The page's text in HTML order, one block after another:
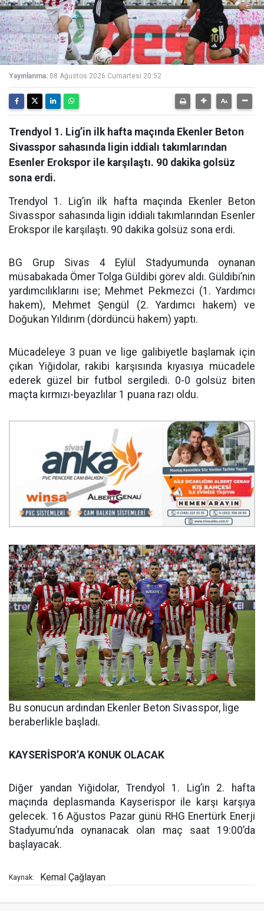
Yayınlanma: 08 Ağustos 2026 Cumartesi 20:52
Trendyol 1. Lig’in ilk hafta maçında Ekenler Beton
Sivasspor sahasında ligin iddialı takımlarından
Esenler Erokspor ile karşılaştı. 90 dakika golsüz
sona erdi.
Trendyol 1. Lig’in ilk hafta maçında Ekenler Beton
Sivasspor sahasında ligin iddialı takımlarından Esenler
Erokspor ile karşılaştı. 90 dakika golsüz sona erdi.
BG Grup Sivas 4 Eylül Stadyumunda oynanan
müsabakada Ömer Tolga Güldibi görev aldı. Güldibi’nin
yardımcılıklarını ise; Mehmet Pekmezci (1. Yardımcı
hakem), Mehmet Şengül (2. Yardımcı hakem) ve
Doğukan Yıldırım (dördüncü hakem) yaptı.
Mücadeleye 3 puan ve lige galibiyetle başlamak için
çıkan Yiğidolar, rakibi karşısında kıyasıya mücadele
ederek güzel bir futbol sergiledi. 0-0 golsüz biten
maçta kırmızı-beyazlılar 1 puana razı oldu.
Bu sonucun ardından Ekenler Beton Sivasspor, lige
beraberlikle başladı.
KAYSERİSPOR’A KONUK OLACAK
Diğer yandan Yiğidolar, Trendyol 1. Lig’in 2. hafta
maçında deplasmanda Kayserispor ile karşı karşıya
gelecek. 16 Ağustos Pazar günü RHG Enertürk Enerji
Stadyumu’nda oynanacak olan maç saat 19:00’da
başlayacak.
Kaynak: Kemal Çağlayan